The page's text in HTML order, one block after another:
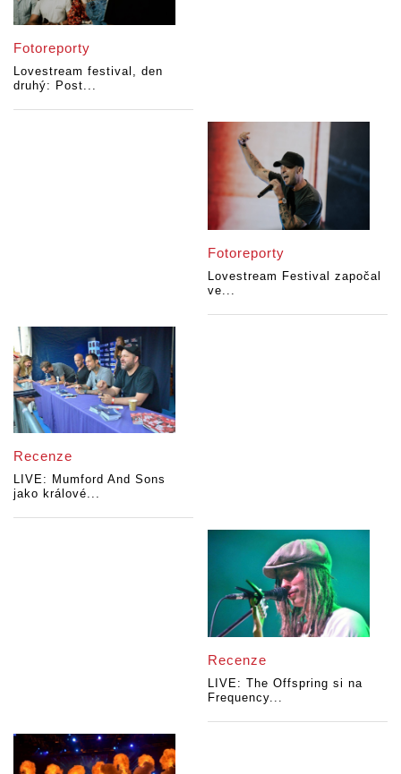
Fotoreporty
Lovestream festival, den
druhý: Post...
Fotoreporty
Lovestream Festival započal
ve...
Recenze
LIVE: Mumford And Sons
jako králové...
Recenze
LIVE: The Offspring si na
Frequency...